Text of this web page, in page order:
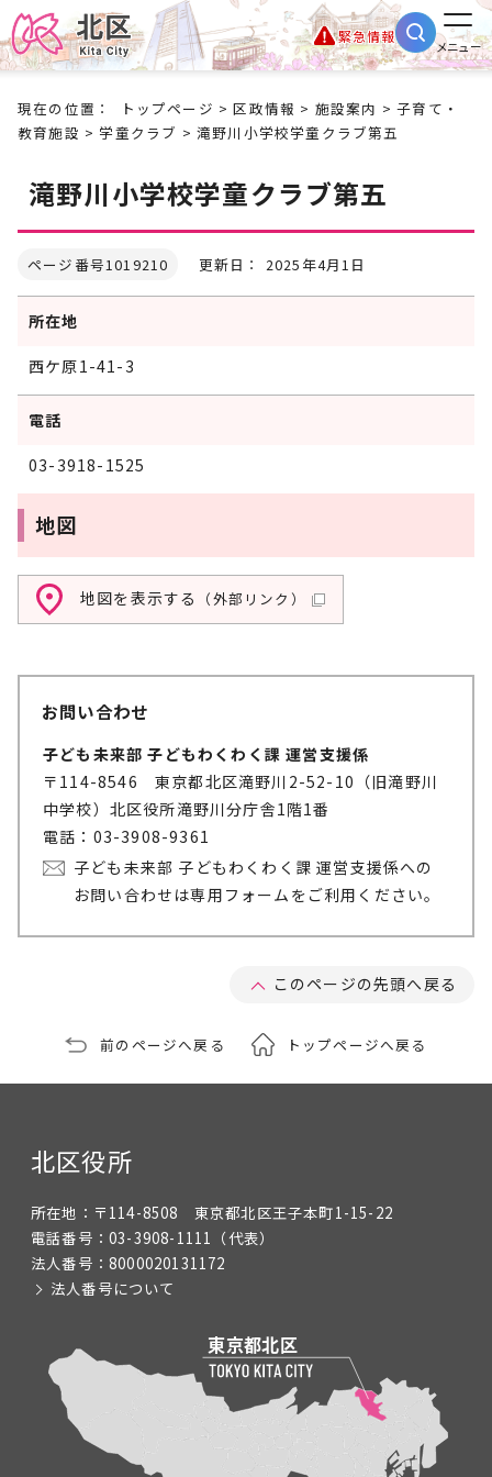
緊急情報
メニュー
現在の位置： トップページ >区政情報 > 施設案内 >子育て・
教育施設 > 学童クラブ > 滝野川小学校学童クラブ第五
滝野川小学校学童クラブ第五
ページ番号1019210 更新日： 2025年4月1日
所在地
西ケ原1-41-3
電話
03-3918-1525
地図
地図を表示する （外部リンク）
お問い合わせ
子ども未来部 子どもわくわく課 運営支援係
〒114-8546 東京都北区滝野川2-52-10（旧滝野川
中学校）北区役所滝野川分庁舎1階1番
電話：03-3908-9361
子ども未来部 子どもわくわく課 運営支援係への
お問い合わせは専用フォームをご利用ください。
このページの先頭へ戻る
前のページへ戻る トップページへ戻る
北区役所
所在地： 〒114-8508 東京都北区王子本町1-15-22
電話番号： 03-3908-1111 （代表）
法人番号： 8000020131172
法人番号について